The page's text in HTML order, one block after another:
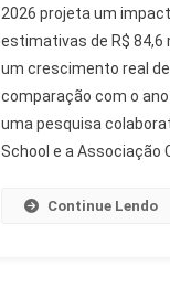
De
R$
84,6
No
2026 projeta um
estimativas de R$ 84,6
um crescimento real
comparação com o
uma pesquisa
School e a Associação
Continue Lendo